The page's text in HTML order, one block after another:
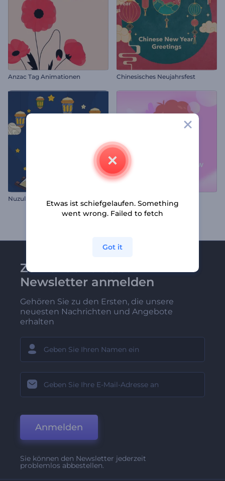
Anzac Tag Animationen Chinesisches Neujahrsfest
Nuzul Al-Quran Grüße Amors Liebespfeil Opener
Zu Renderforest-
Newsletter anmelden
Gehören Sie zu den Ersten, die unsere
neuesten Nachrichten und Angebote
erhalten
Anmelden
Sie können den Newsletter jederzeit
problemlos abbestellen.
Etwas ist schiefgelaufen. Something
went wrong. Failed to fetch
Got it